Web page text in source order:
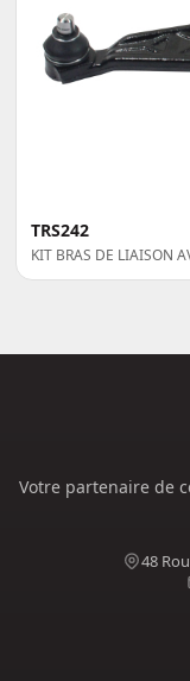
TRS242
KIT BRAS DE LIAISON
Votre partenaire de
48